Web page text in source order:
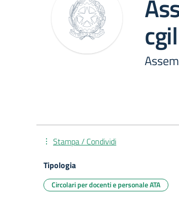
Stampa / Condividi
Tipologia
Circolari per docenti e personale ATA